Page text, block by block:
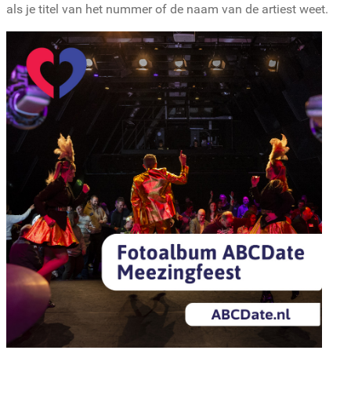
als je titel van het nummer of de naam van de artiest weet.